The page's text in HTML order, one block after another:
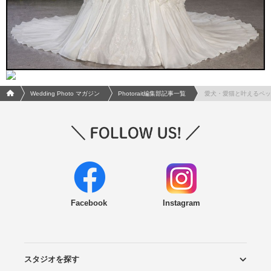
フォトウエディング/結婚写真のPhotorait ホーム
Wedding Photo マガジン Photorait編集部記事一覧 愛犬・愛猫と叶えるペ
Facebook Instagram
スタジオを探す